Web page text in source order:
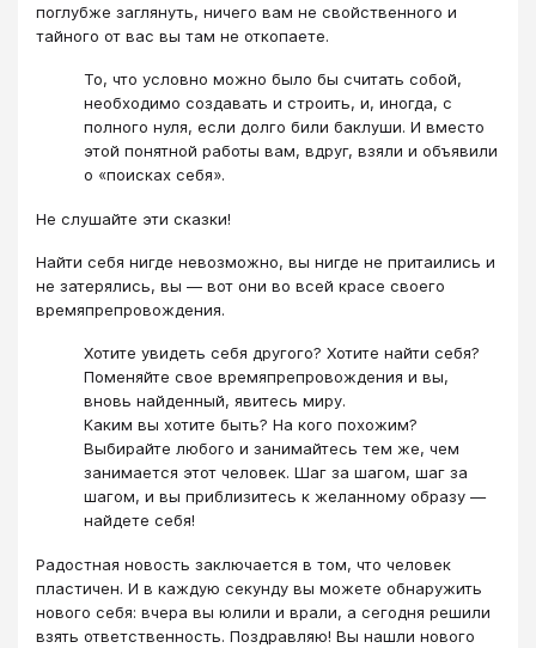
поглубже заглянуть, ничего вам не свойственного и
тайного от вас вы там не откопаете.
То, что условно можно было бы считать собой,
необходимо создавать и строить, и, иногда, с
полного нуля, если долго били баклуши. И вместо
этой понятной работы вам, вдруг, взяли и объявили
о «поисках себя».
Не слушайте эти сказки!
Найти себя нигде невозможно, вы нигде не притаились и
не затерялись, вы — вот они во всей красе своего
времяпрепровождения.
Хотите увидеть себя другого? Хотите найти себя?
Поменяйте свое времяпрепровождения и вы,
вновь найденный, явитесь миру.
Каким вы хотите быть? На кого похожим?
Выбирайте любого и занимайтесь тем же, чем
занимается этот человек. Шаг за шагом, шаг за
шагом, и вы приблизитесь к желанному образу —
найдете себя!
Радостная новость заключается в том, что человек
пластичен. И в каждую секунду вы можете обнаружить
нового себя: вчера вы юлили и врали, а сегодня решили
взять ответственность. Поздравляю! Вы нашли нового